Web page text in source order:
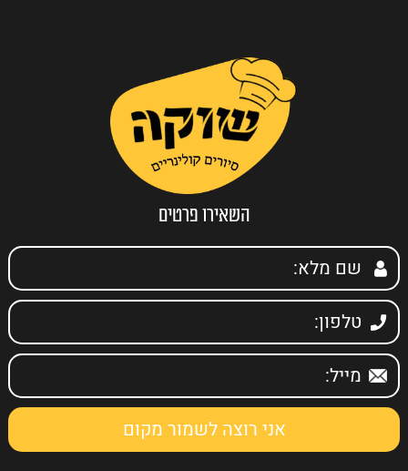
השאירו פרטים